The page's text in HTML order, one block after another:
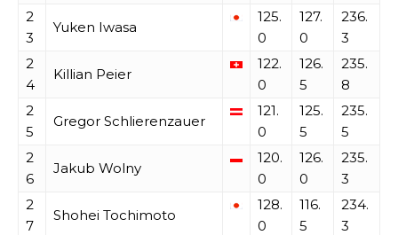
2
3
Yuken Iwasa
125.
0
127.
0
236.
3
2
4
Killian Peier
122.
0
126.
5
235.
8
2
5
Gregor Schlierenzauer
121.
0
125.
5
235.
5
2
6
Jakub Wolny
120.
0
126.
0
235.
3
2
7
Shohei Tochimoto
128.
0
116.
5
234.
3